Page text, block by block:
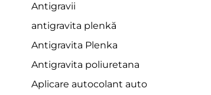
Antigravii
antigravita plenkă
Antigravita Plenka
Antigravita poliuretana
Aplicare autocolant auto